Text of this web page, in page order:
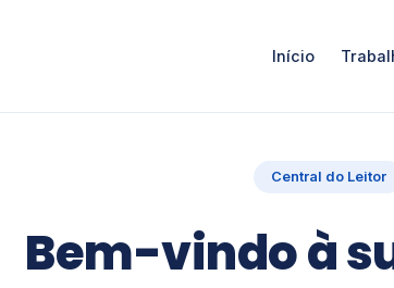
Início
Central do Leitor
Bem-vindo à